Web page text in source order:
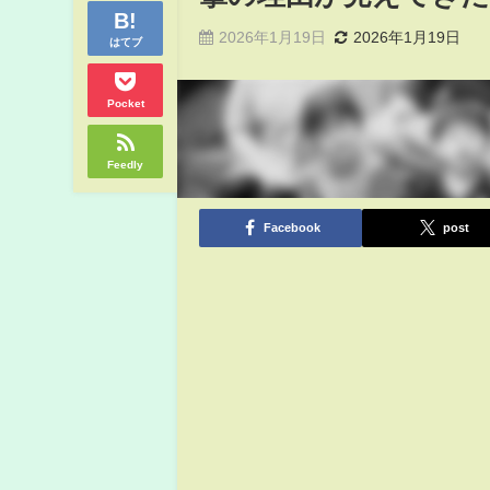
はてブ
Pocket
Feedly
2026年1月19日 2026年1月19日
Facebook post